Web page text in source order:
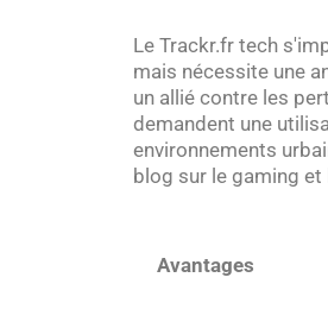
Le Trackr.fr tech
mais nécessite une
un allié contre les
demandent une
environnements
blog sur le gaming
Avantages